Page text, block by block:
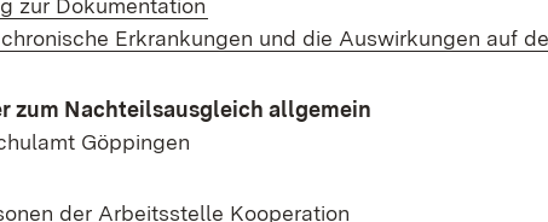
zur Dokumentation
Erkrankungen und die Auswirkungen auf
zum Nachteilsausgleich allgemein
Göppingen
der Arbeitsstelle Kooperation